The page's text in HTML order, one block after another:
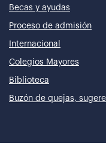
Becas y ayudas
Proceso de admisión
Internacional
Colegios Mayores
Biblioteca
Buzón de quejas,